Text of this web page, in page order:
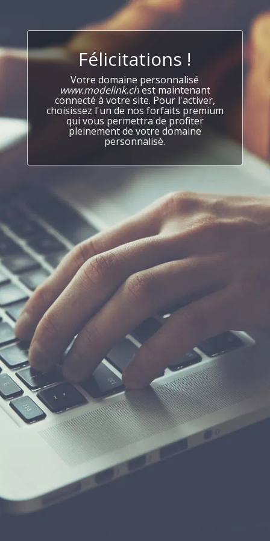
Félicitations !
Votre domaine personnalisé
www.modelink.chest maintenant
connecté à votre site. Pour l'activer,
choisissez l'un de nos forfaits premium
qui vous permettra de profiter
pleinement de votre domaine
personnalisé.